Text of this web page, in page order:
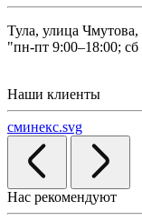
Тула, улица
"пн-пт 9:00–18:00;
Наши клиенты
сминекс.svg
Нас рекомендуют